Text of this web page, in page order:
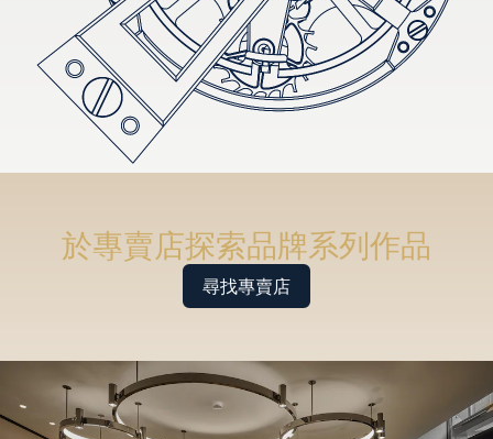
於專賣店探索品牌系列作品
尋找專賣店